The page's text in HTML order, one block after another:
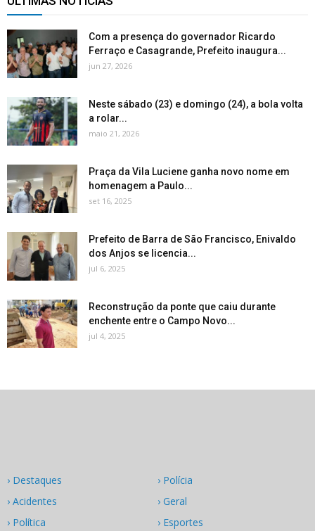
Com a presença do governador Ricardo
Ferraço e Casagrande, Prefeito inaugura...
jun 27, 2026
Neste sábado (23) e domingo (24), a bola volta
a rolar...
maio 21, 2026
Praça da Vila Luciene ganha novo nome em
homenagem a Paulo...
set 16, 2025
Prefeito de Barra de São Francisco, Enivaldo
dos Anjos se licencia...
jul 6, 2025
Reconstrução da ponte que caiu durante
enchente entre o Campo Novo...
jul 4, 2025
› Destaques
› Acidentes
› Política
› Polícia
› Geral
› Esportes